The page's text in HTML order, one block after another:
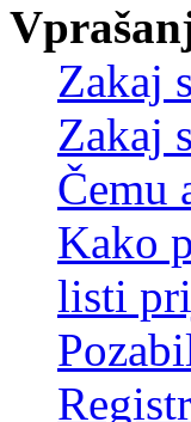
Zakaj
Zakaj
Čemu
Kako
listi